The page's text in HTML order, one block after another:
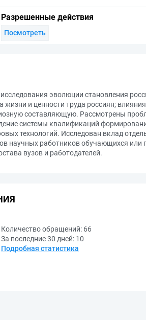
Разрешенные действия
Посмотреть
эволюции становления
жизни и ценности труда россиян;
составляющую. Рассмотрены
системы квалификаций
технологий. Исследован вклад
научных работников обучающихся
вузов и работодателей.
Количество обращений: 66
За последние 30 дней: 10
Подробная статистика